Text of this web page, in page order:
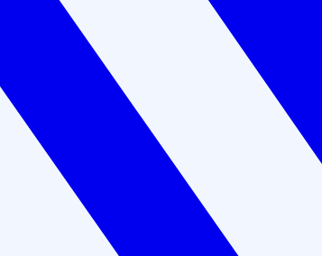
о повышении квалификации
Лицензия